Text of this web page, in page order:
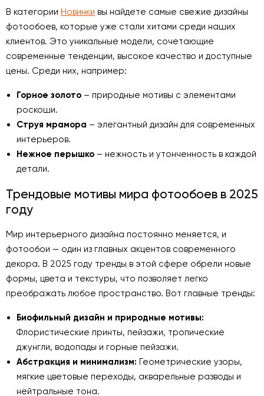
В категории Новинки вы найдете самые свежие дизайны
фотообоев, которые уже стали хитами среди наших
клиентов. Это уникальные модели, сочетающие
современные тенденции, высокое качество и доступные
цены. Среди них, например:
Горное золото – природные мотивы с элементами
роскоши.
Струя мрамора – элегантный дизайн для современных
интерьеров.
Нежное перышко – нежность и утонченность в каждой
детали.
Трендовые мотивы мира фотообоев в 2025
году
Мир интерьерного дизайна постоянно меняется, и
фотообои — один из главных акцентов современного
декора. В 2025 году тренды в этой сфере обрели новые
формы, цвета и текстуры, что позволяет легко
преображать любое пространство. Вот главные тренды:
Биофильный дизайн и природные мотивы:
Флористические принты, пейзажи, тропические
джунгли, водопады и горные пейзажи.
Абстракция и минимализм: Геометрические узоры,
мягкие цветовые переходы, акварельные разводы и
нейтральные тона.